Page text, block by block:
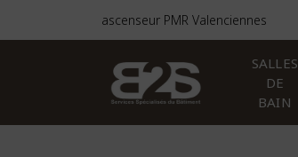
ascenseur PMR Valenciennes
SALLES
DE
BAIN
Panneau de gestion des cookies